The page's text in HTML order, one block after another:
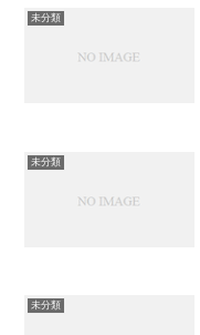
未分類
未分類
未分類